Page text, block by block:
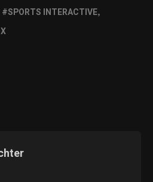
SPORTS INTERACTIVE